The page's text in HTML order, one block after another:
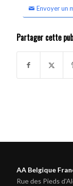
Envoyer un
Partager cette
AA Belgique
Rue des Pieds